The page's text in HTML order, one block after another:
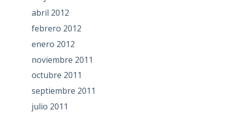
abril 2012
febrero 2012
enero 2012
noviembre 2011
octubre 2011
septiembre 2011
julio 2011